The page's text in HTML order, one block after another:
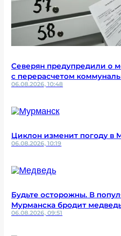
Северян предупредили о
с перерасчетом
06.08.2026, 10:48
Циклон изменит погоду в
06.08.2026, 10:19
Будьте осторожны. В
Мурманска бродит
06.08.2026, 09:51